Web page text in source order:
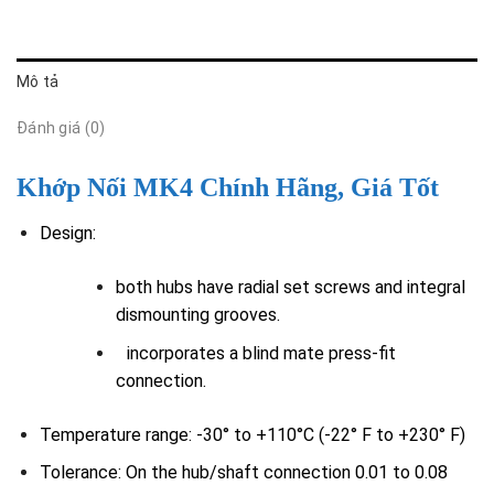
Mô tả
Đánh giá (0)
Khớp Nối MK4 Chính Hãng, Giá Tốt
Design:
both hubs have radial set screws and integral
dismounting grooves.
incorporates a blind mate press-fit
connection.
Temperature range: -30° to +110°C (-22° F to +230° F)
Tolerance: On the hub/shaft connection 0.01 to 0.08